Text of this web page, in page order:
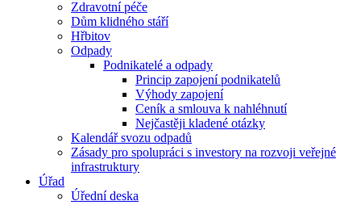
Zdravotní péče
Dům klidného stáří
Hřbitov
Odpady
Podnikatelé a odpady
Princip zapojení podnikatelů
Výhody zapojení
Ceník a smlouva k nahléhnutí
Nejčastěji kladené otázky
Kalendář svozu odpadů
Zásady pro spolupráci s investory na rozvoji veřejné
infrastruktury
Úřad
Úřední deska